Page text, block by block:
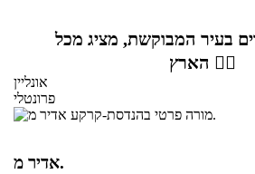
בעיר המבוקשת, מציג מכל
הארץ 👇🏼
אונליין
פרונטלי
אדיר מ.